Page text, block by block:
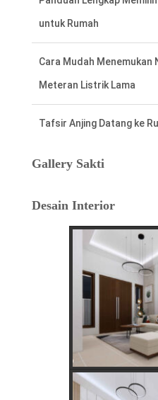
Meteran Listrik Lama
Tafsir Anjing Datang ke
Jawa dan Perspektif Islam
Hal Penting Saat Cek
via WhatsApp: Panduan
Menentukan Hari dan
Rumah Menurut Hitungan
Rahasia Memilih Hari
Menurut Hitungan Jawa
Keajaiban Lukisan Panen
Gallery Sakti
Desain Interior